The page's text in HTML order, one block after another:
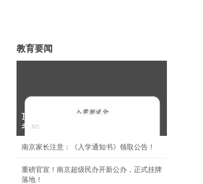
教育要闻
顶尖牛娃才考200分？附中新高一分班
考成绩出炉！
南京家长注意：《入学通知书》领取公告！
重磅官宣！南京超级民办开新公办，正式挂牌
落地！